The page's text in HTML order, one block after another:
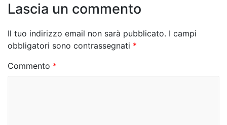
g
a
z
i
Lascia un commento
Il tuo indirizzo email non sarà pubblicato. I campi
obbligatori sono contrassegnati *
Commento *